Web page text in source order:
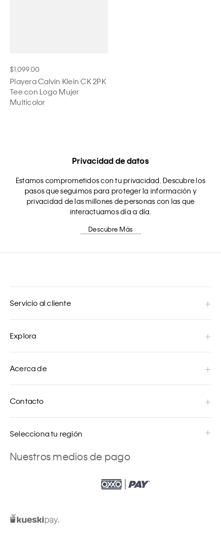
$1,099.00
Playera Calvin Klein CK 2PK
Tee con Logo Mujer
Multicolor
Privacidad de datos
Estamos comprometidos con tu privacidad. Descubre los
pasos que seguimos para proteger la información y
privacidad de las millones de personas con las que
interactuamos día a día.
Descubre Más
Servicio al cliente
Explora
Acerca de
Contacto
Selecciona tu región
Nuestros medios de pago